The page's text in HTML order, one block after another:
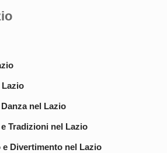
Lazio
nel Lazio
Tradizioni nel Lazio
Divertimento nel Lazio